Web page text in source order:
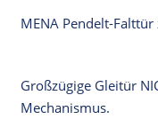
MENA Pendelt-
Großzügige Gleitür
Mechanismus.